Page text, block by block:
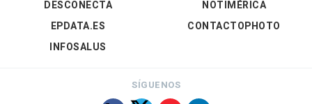
DESCONECTA
EPDATA.ES
INFOSALUS
NOTIMÉRICA
CONTACTOPHOTO
SÍGUENOS